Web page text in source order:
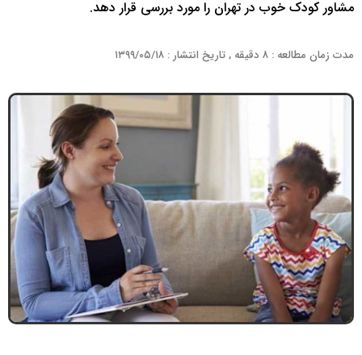
مشاور کودک خوب در تهران را مورد بررسی قرار دهد.
مدت زمان مطالعه : ۸ دقیقه , تاریخ انتشار : ۱۳۹۹/۰۵/۱۸